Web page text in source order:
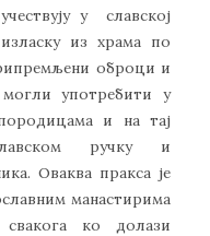
у славској
из храма по
оброци и
употребити у
и на тај
ручку и
Оваква пракса је
манастирима
ко долази